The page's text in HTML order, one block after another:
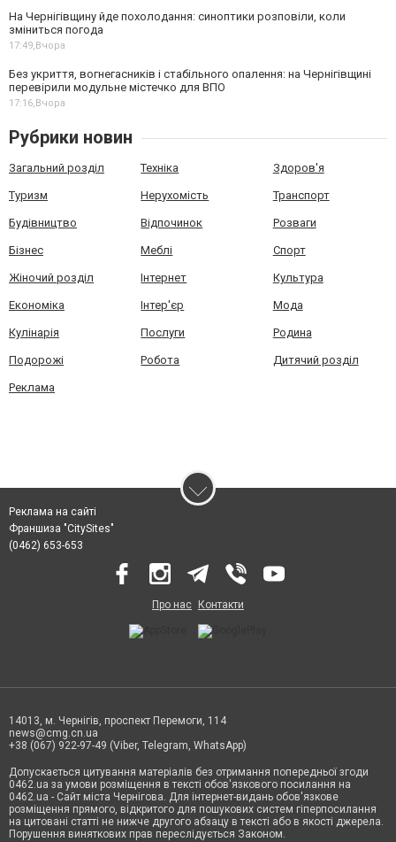
На Чернігівщину йде похолодання: синоптики розповіли, коли
зміниться погода
17:49,Вчора
Без укриття, вогнегасників і стабільного опалення: на Чернігівщині
перевірили модульне містечко для ВПО
17:16,Вчора
Рубрики новин
Загальний розділ Техніка Здоров'я
Туризм Нерухомість Транспорт
Будівництво Відпочинок Розваги
Бізнес Меблі Спорт
Жіночий розділ Інтернет Культура
Економіка Інтер'єр Мода
Кулінарія Послуги Родина
Подорожі Робота Дитячий розділ
Реклама
Реклама на сайті
Франшиза "CitySites"
(0462) 653-653
Про нас Контакти
14013, м. Чернігів, проспект Перемоги, 114
news@cmg.cn.ua
+38 (067) 922-97-49 (Viber, Telegram, WhatsApp)
Допускається цитування матеріалів без отримання попередньої згоди
0462.ua за умови розміщення в тексті обов'язкового посилання на
0462.ua - Сайт міста Чернігова. Для інтернет-видань обов'язкове
розміщення прямого, відкритого для пошукових систем гіперпосилання
на цитовані статті не нижче другого абзацу в тексті або в якості джерела.
Порушення виняткових прав переслідується Законом.